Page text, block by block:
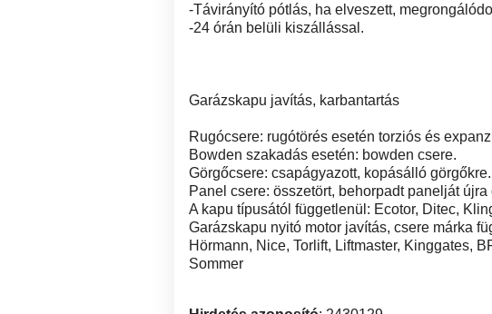
-Távirányító pótlás, ha elveszett,
-24 órán belüli kiszállással.
Garázskapu javítás, karbantartás
Rugócsere: rugótörés esetén torziós és
Bowden szakadás esetén: bowden csere.
Görgőcsere: csapágyazott, kopásálló görgőkre.
Panel csere: összetört, behorpadt panelját újra
A kapu típusától függetlenül: Ecotor, Ditec,
Garázskapu nyitó motor javítás, csere márka
Hörmann, Nice, Torlift, Liftmaster, Kinggates,
Sommer